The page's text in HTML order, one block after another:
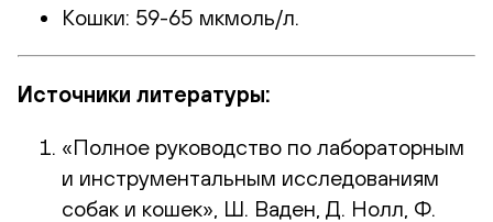
Кошки: 59-65 мкмоль/л.
Источники литературы:
«Полное руководство по лабораторным
и инструментальным исследованиям
собак и кошек», Ш. Ваден, Д. Нолл, Ф.